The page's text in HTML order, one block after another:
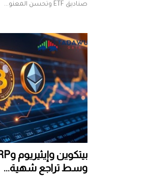
صناديق ETF وتحسن المعنو...
وسط تراجع شهية...